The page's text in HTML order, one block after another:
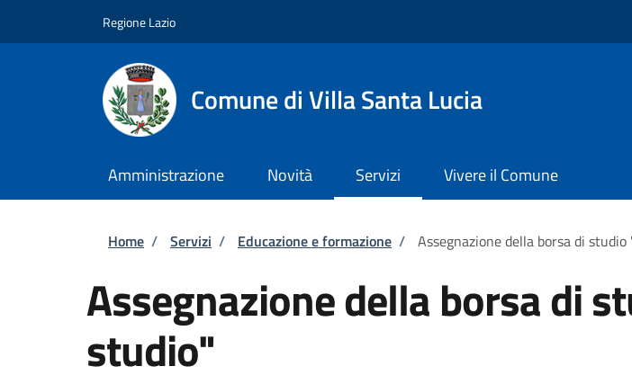
Regione Lazio
Comune di Villa Santa Lucia
Amministrazione Novità Servizi Vivere il Comune
Briciole di pane
Home / Servizi / Educazione e formazione / Assegnazione della borsa di
Assegnazione della borsa di
studio"